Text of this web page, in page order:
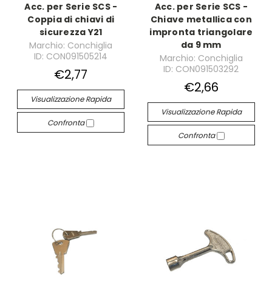
Acc. per Serie SCS -
Coppia di chiavi di
sicurezza Y21
Marchio: Conchiglia
ID: CON091505214
€2,77
Visualizzazione Rapida
Confronta
Acc. per Serie SCS -
Chiave metallica con
impronta triangolare
da 9 mm
Marchio: Conchiglia
ID: CON091503292
€2,66
Visualizzazione Rapida
Confronta